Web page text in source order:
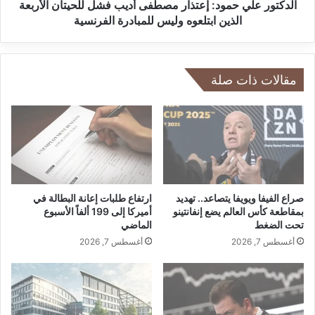
View this post on Instagram
A post shared by PAPRIKA (@paprika_qatar)
ي
د
و
ل
ي
م
ل
ى
ي
ا
د
ة
ي
إ
ع
ت
ذ
ا
ص
ط
ف
ى
د
ي
ب
الدكتور علي حمود: إعتذار مصطفى أديب فشل للحيتان الأربعة
الذين ابتلعوه وليس للمبادرة الفرنسية
مقالات ذات صلة
صراع الفيفا ويويفا يتصاعد.. تهديد
بمقاطعة كأس العالم يضع إنفانتينو
تحت الضغط
أغسطس 7, 2026
ارتفاع طلبات إعانة البطالة في
أميركا إلى 199 ألفاً الأسبوع
الماضي
أغسطس 7, 2026